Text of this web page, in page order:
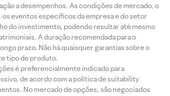
a desempenhos. As condições de mercado, o
eventos específicos da empresa e do setor
do investimento, podendo resultar até mesmo
A duração recomendada para o
prazo. Não há quaisquer garantias sobre o
tipo de produto.
é preferencialmente indicado para
de acordo com a política de suitability
No mercado de opções, são negociados